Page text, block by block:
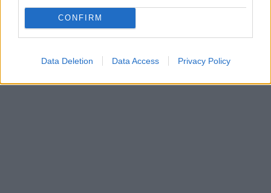
CONFIRM
Data Deletion Data Access Privacy Policy